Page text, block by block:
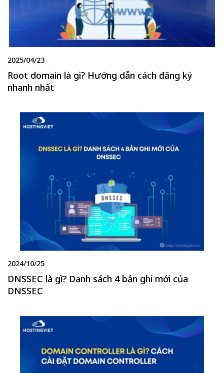
2025/04/23
Root domain là gì? Hướng dẫn cách đăng ký
nhanh nhất
2024/10/25
DNSSEC là gì? Danh sách 4 bản ghi mới của
DNSSEC